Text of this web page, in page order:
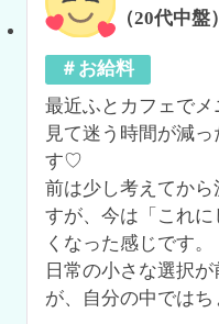
（20代中盤）
＃お給料
最近ふとカフェで
見て迷う時間が減
す♡
前は少し考えてか
すが、今は「これ
くなった感じです。
日常の小さな選択
が、自分の中では